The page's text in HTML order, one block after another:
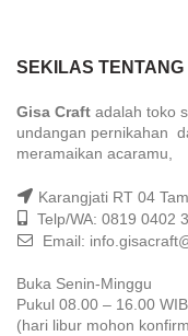
SEKILAS TENTANG
Gisa Craft adalah toko
undangan pernikahan
meramaikan acaramu,
Karangjati RT 04
Telp/WA: 0819 0402
Email:
Buka Senin-Minggu
Pukul 08.00 – 16.00 WIB
(hari libur mohon